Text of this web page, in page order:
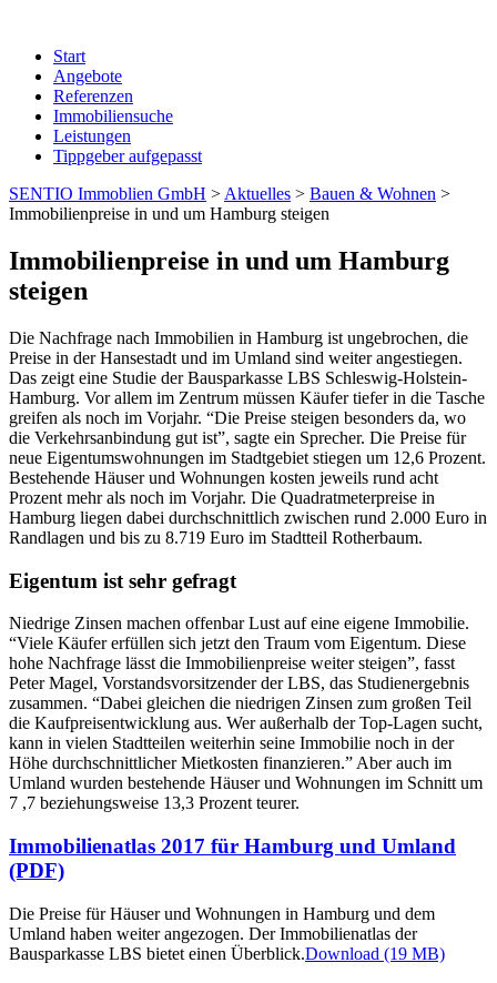
Start
Angebote
Referenzen
Immobiliensuche
Leistungen
Tippgeber aufgepasst
SENTIO Immoblien GmbH > Aktuelles > Bauen & Wohnen >
Immobilienpreise in und um Hamburg steigen
Immobilienpreise in und um Hamburg
steigen
Die Nachfrage nach Immobilien in Hamburg ist ungebrochen, die
Preise in der Hansestadt und im Umland sind weiter angestiegen.
Das zeigt eine Studie der Bausparkasse LBS Schleswig-Holstein-
Hamburg. Vor allem im Zentrum müssen Käufer tiefer in die Tasche
greifen als noch im Vorjahr. “Die Preise steigen besonders da, wo
die Verkehrsanbindung gut ist”, sagte ein Sprecher. Die Preise für
neue Eigentumswohnungen im Stadtgebiet stiegen um 12,6 Prozent.
Bestehende Häuser und Wohnungen kosten jeweils rund acht
Prozent mehr als noch im Vorjahr. Die Quadratmeterpreise in
Hamburg liegen dabei durchschnittlich zwischen rund 2.000 Euro in
Randlagen und bis zu 8.719 Euro im Stadtteil Rotherbaum.
Eigentum ist sehr gefragt
Niedrige Zinsen machen offenbar Lust auf eine eigene Immobilie.
“Viele Käufer erfüllen sich jetzt den Traum vom Eigentum. Diese
hohe Nachfrage lässt die Immobilienpreise weiter steigen”, fasst
Peter Magel, Vorstandsvorsitzender der LBS, das Studienergebnis
zusammen. “Dabei gleichen die niedrigen Zinsen zum großen Teil
die Kaufpreisentwicklung aus. Wer außerhalb der Top-Lagen sucht,
kann in vielen Stadtteilen weiterhin seine Immobilie noch in der
Höhe durchschnittlicher Mietkosten finanzieren.” Aber auch im
Umland wurden bestehende Häuser und Wohnungen im Schnitt um
7 ,7 beziehungsweise 13,3 Prozent teurer.
Immobilienatlas 2017 für Hamburg und Umland
(PDF)
Die Preise für Häuser und Wohnungen in Hamburg und dem
Umland haben weiter angezogen. Der Immobilienatlas der
Bausparkasse LBS bietet einen Überblick.Download (19 MB)